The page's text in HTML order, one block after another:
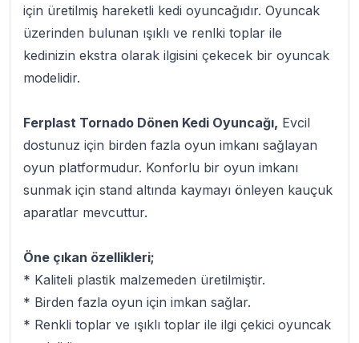
için üretilmiş hareketli kedi oyuncağıdır. Oyuncak
üzerinden bulunan ışıklı ve renlki toplar ile
kedinizin ekstra olarak ilgisini çekecek bir oyuncak
modelidir.
Ferplast Tornado Dönen Kedi Oyuncağı, Evcil
dostunuz için birden fazla oyun imkanı sağlayan
oyun platformudur. Konforlu bir oyun imkanı
sunmak için stand altında kaymayı önleyen kauçuk
aparatlar mevcuttur.
Öne çıkan özellikleri;
* Kaliteli plastik malzemeden üretilmiştir.
* Birden fazla oyun için imkan sağlar.
* Renkli toplar ve ışıklı toplar ile ilgi çekici oyuncak